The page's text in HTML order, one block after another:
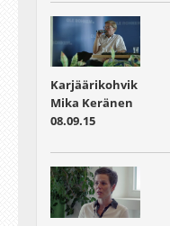
Karjäärikohvik
Mika Keränen
08.09.15